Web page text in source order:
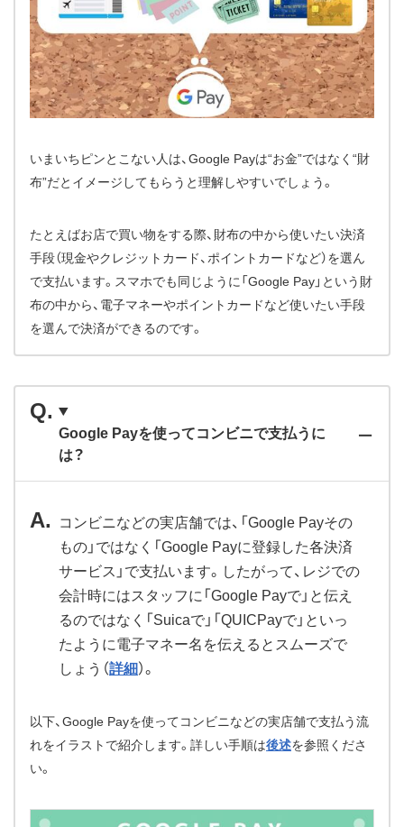
いまいちピンとこない人は、Google Payは“お金”ではなく“財
布”だとイメージしてもらうと理解しやすいでしょう。
たとえばお店で買い物をする際、財布の中から使いたい決済
手段（現金やクレジットカード、ポイントカードなど）を選ん
で支払います。スマホでも同じように「Google Pay」という財
布の中から、電子マネーやポイントカードなど使いたい手段
を選んで決済ができるのです。
Google Payを使ってコンビニで支払うに
は？
コンビニなどの実店舗では、「Google Payその
もの」ではなく「Google Payに登録した各決済
サービス」で支払います。したがって、レジでの
会計時にはスタッフに「Google Payで」と伝え
るのではなく「Suicaで」「QUICPayで」といっ
たように電子マネー名を伝えるとスムーズで
しょう（詳細 ）。
以下、Google Payを使ってコンビニなどの実店舗で支払う流
れをイラストで紹介します。詳しい手順は後述を参照くださ
い。